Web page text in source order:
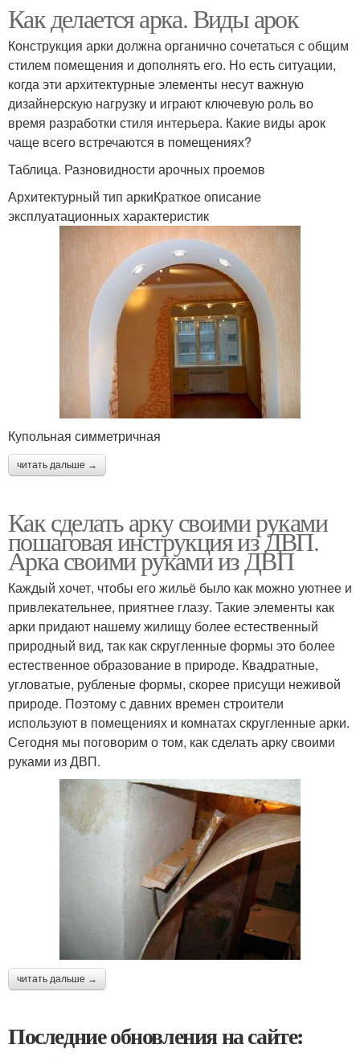
Как делается арка. Виды арок
Конструкция арки должна органично сочетаться с общим
стилем помещения и дополнять его. Но есть ситуации,
когда эти архитектурные элементы несут важную
дизайнерскую нагрузку и играют ключевую роль во
время разработки стиля интерьера. Какие виды арок
чаще всего встречаются в помещениях?
Таблица. Разновидности арочных проемов
Архитектурный тип аркиКраткое описание
эксплуатационных характеристик
Купольная симметричная
читать дальше →
Как сделать арку своими руками
пошаговая инструкция из ДВП.
Арка своими руками из ДВП
Каждый хочет, чтобы его жильё было как можно уютнее и
привлекательнее, приятнее глазу. Такие элементы как
арки придают нашему жилищу более естественный
природный вид, так как скругленные формы это более
естественное образование в природе. Квадратные,
угловатые, рубленые формы, скорее присущи неживой
природе. Поэтому с давних времен строители
используют в помещениях и комнатах скругленные арки.
Сегодня мы поговорим о том, как сделать арку своими
руками из ДВП.
читать дальше →
Последние обновления на сайте: